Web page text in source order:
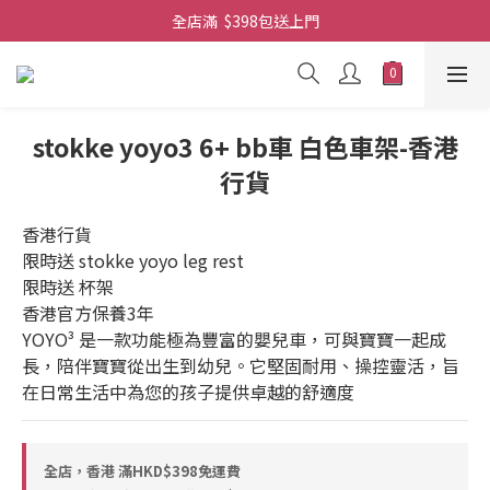
全店滿  $398包送上門
全店滿  $398包送上門
免費-簡單設計 禮卡 - 資料請在訂單上備注
stokke yoyo3 6+ bb車 白色車架-香港
行貨
香港行貨
限時送 stokke yoyo leg rest
限時送 杯架
香港官方保養3年
YOYO³ 是一款功能極為豐富的嬰兒車，可與寶寶一起成
長，陪伴寶寶從出生到幼兒。它堅固耐用、操控靈活，旨
在日常生活中為您的孩子提供卓越的舒適度
全店，香港 滿HKD$398免運費